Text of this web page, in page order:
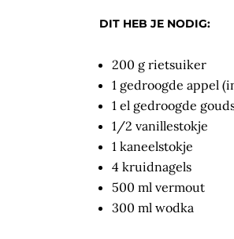
DIT HEB JE NODIG:
200 g rietsuiker
1 gedroogde appel
1 el gedroogde
1/2 vanillestokje
1 kaneelstokje
4 kruidnagels
500 ml vermout
300 ml wodka